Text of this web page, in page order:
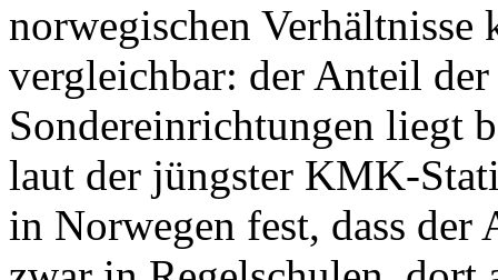
norwegischen
vergleichbar: der Anteil
Sondereinrichtungen liegt
laut der jüngster KMK-
in Norwegen fest, dass